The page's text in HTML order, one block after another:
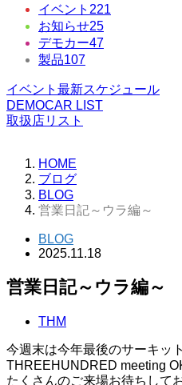
イベント 221
お知らせ25
デモカー47
製品107
イベント最新スケジュール
DEMOCAR LIST
取扱店リスト
HOME
ブログ
BLOG
営業日記～ウラ編～
BLOG
2025.11.18
営業日記～ウラ編～
THM
今週末は今年最後のサーキッ
THREEHUNDRED meeting
たくさんのご来場お待ちして